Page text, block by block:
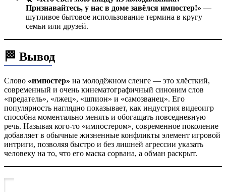
Признавайтесь, у нас в доме завёлся импостер!» —
шутливое бытовое использование термина в кругу
семьи или друзей.
🏁 Вывод
Слово «импостер» на молодёжном сленге — это хлёсткий,
современный и очень кинематографичный синоним слов
«предатель», «лжец», «шпион» и «самозванец». Его
популярность наглядно показывает, как индустрия видеоигр
способна моментально менять и обогащать повседневную
речь. Называя кого-то «импостером», современное поколение
добавляет в обычные жизненные конфликты элемент игровой
интриги, позволяя быстро и без лишней агрессии указать
человеку на то, что его маска сорвана, а обман раскрыт.